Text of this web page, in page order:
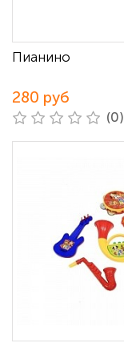
Пианино
280 руб
(0)